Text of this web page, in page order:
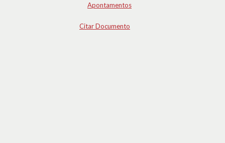
Apontamentos
Citar Documento